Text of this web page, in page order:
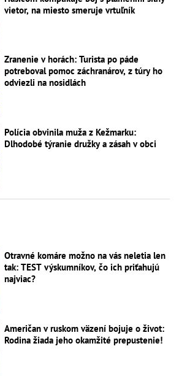
vietor, na miesto smeruje vrtuľník
Zranenie v horách: Turista po páde
potreboval pomoc záchranárov, z túry ho
odviezli na nosidlách
Polícia obvinila muža z Kežmarku:
Dlhodobé týranie družky a zásah v obci
Otravné komáre možno na vás neletia len
tak: TEST výskumníkov, čo ich priťahujú
najviac?
Američan v ruskom väzení bojuje o život:
Rodina žiada jeho okamžité prepustenie!